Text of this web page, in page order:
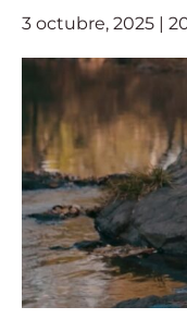
3 octubre, 2025 |